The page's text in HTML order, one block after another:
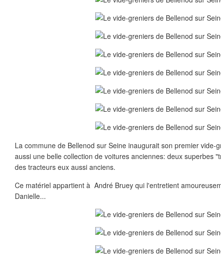
La commune de Bellenod sur Seine inaugurait son premier vide-
aussi une belle collection de voitures anciennes: deux superbes
des tracteurs eux aussi anciens.
Ce matériel appartient à André Bruey qui l'entretient
Danielle...